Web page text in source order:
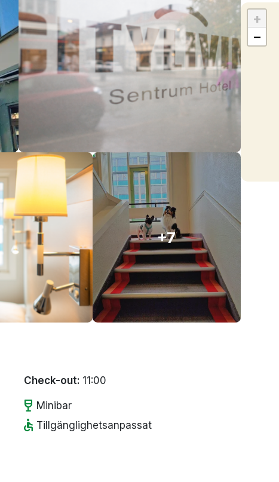
+7
Check-out: 11:00
wine_bar Minibar
accessible Tillgänglighetsanpassat
+
−